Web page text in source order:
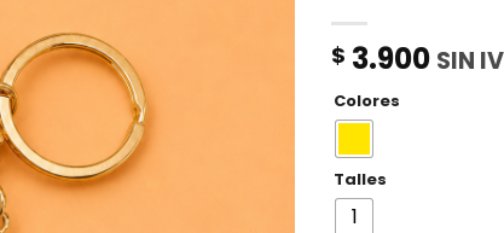
$ 3.900 SIN
Colores
Talles
1